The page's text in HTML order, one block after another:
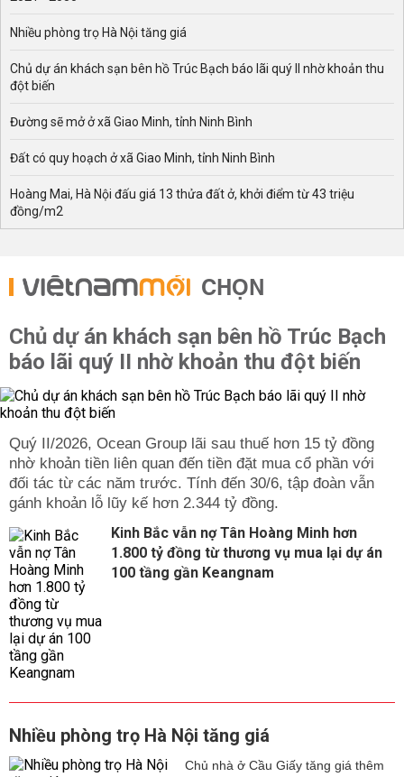
Nhiều phòng trọ Hà Nội tăng giá
Chủ dự án khách sạn bên hồ Trúc Bạch báo lãi quý II nhờ khoản thu
đột biến
Đường sẽ mở ở xã Giao Minh, tỉnh Ninh Bình
Đất có quy hoạch ở xã Giao Minh, tỉnh Ninh Bình
Hoàng Mai, Hà Nội đấu giá 13 thửa đất ở, khởi điểm từ 43 triệu
đồng/m2
CHỌN
Chủ dự án khách sạn bên hồ Trúc Bạch
báo lãi quý II nhờ khoản thu đột biến
Quý II/2026, Ocean Group lãi sau thuế hơn 15 tỷ đồng
nhờ khoản tiền liên quan đến tiền đặt mua cổ phần với
đối tác từ các năm trước. Tính đến 30/6, tập đoàn vẫn
gánh khoản lỗ lũy kế hơn 2.344 tỷ đồng.
Kinh Bắc vẫn nợ Tân Hoàng Minh hơn
1.800 tỷ đồng từ thương vụ mua lại dự án
100 tầng gần Keangnam
Nhiều phòng trọ Hà Nội tăng giá
Chủ nhà ở Cầu Giấy tăng giá thêm